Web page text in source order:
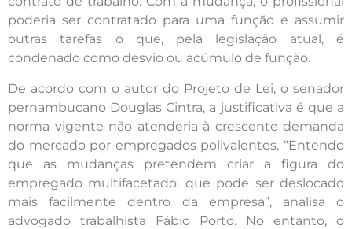
poderia ser contratado para uma função e assumir
outras tarefas o que, pela legislação atual, é
condenado como desvio ou acúmulo de função.
De acordo com o autor do Projeto de Lei, o senador
pernambucano Douglas Cintra, a justificativa é que a
norma vigente não atenderia à crescente demanda
do mercado por empregados polivalentes. “Entendo
que as mudanças pretendem criar a figura do
empregado multifacetado, que pode ser deslocado
mais facilmente dentro da empresa”, analisa o
advogado trabalhista Fábio Porto. No entanto, o